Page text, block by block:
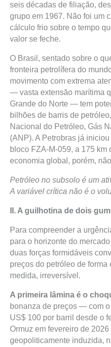
seis décadas de filiação,
grupo em 1967. Não foi um
cálculo frio sobre o tempo
valor se feche.
O Brasil, sentado sobre o
fronteira petrolífera do
movimento com extrema
— vasta extensão marítima
Grande do Norte — tem
bilhões de barris de
Nacional do Petróleo, Gás
(ANP). A Petrobras já
bloco FZA-M-059, a 175 km
economia global, porém,
Petróleo no subsolo é um
A variável crítica não é o
II. A guilhotina de dois
Para compreender a
para o horizonte do
duas forças formidáveis
preços do petróleo de forma
medida, irreversível.
A primeira lâmina é o
bonanza de preços — com
US$ 100 por barril desde o
Ormuz em fevereiro de
geopoliticamente induzida,